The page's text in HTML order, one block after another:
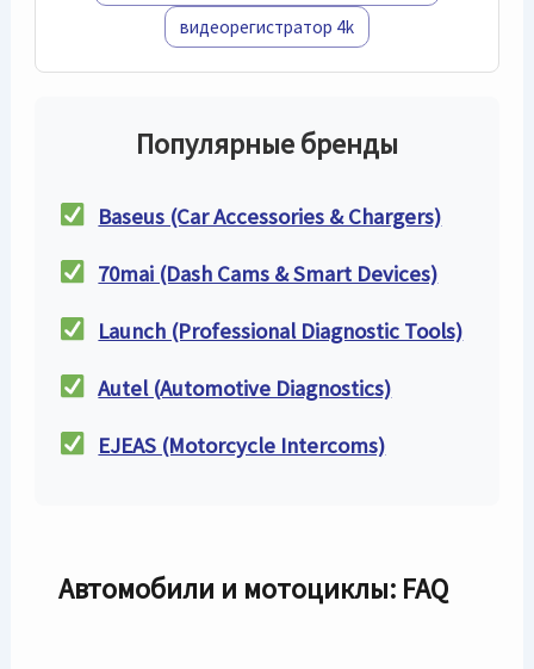
видеорегистратор 4k
Популярные бренды
Baseus (Car Accessories & Chargers)
70mai (Dash Cams & Smart Devices)
Launch (Professional Diagnostic Tools)
Autel (Automotive Diagnostics)
EJEAS (Motorcycle Intercoms)
Автомобили и мотоциклы: FAQ